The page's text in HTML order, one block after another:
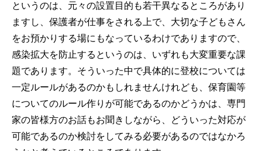
というのは、元々の設置目的も若干異なるところがあり
ますし、保護者が仕事をされる上で、大切な子どもさん
をお預かりする場にもなっているわけでありますので、
感染拡大を防止するというのは、いずれも大変重要な課
題であります。そういった中で具体的に登校については
一定ルールがあるのかもしれませんけれども、保育園等
についてのルール作りが可能であるのかどうかは、専門
家の皆様方のお話もお聞きしながら、どういった対応が
可能であるのか検討をしてみる必要があるのではなかろ